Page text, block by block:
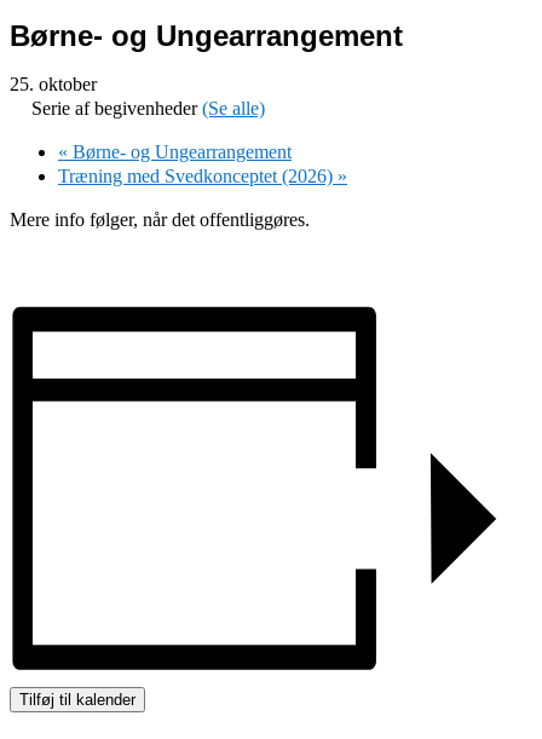
Børne- og Ungearrangement
25. oktober
Serie af begivenheder(Se alle)
« Børne- og Ungearrangement
Træning med Svedkonceptet (2026) »
Mere info følger, når det offentliggøres.
Tilføj til kalender